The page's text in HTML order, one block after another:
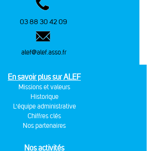
03 88 30 42 09
alef@alef.asso.fr
En savoir plus sur ALEF
Missions et valeurs
Historique
L'équipe administrative
Chiffres clés
Nos partenaires
Nos activités